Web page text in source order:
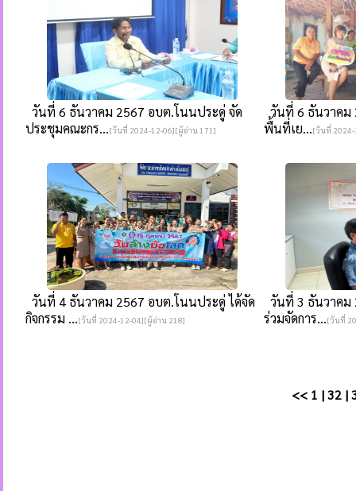
วันที่ 6 ธันวาคม 2567 อบต.โนนประดู่ จัด
ประชุมคณะกร...[วันที่ 2024-12-06][ผู้อ่าน 171]
วันที่ 6 ธันวาคม
พื้นที่เย...[วันที่
วันที่ 4 ธันวาคม 2567 อบต.โนนประดู่ ได้จัด
กิจกรรม ...[วันที่ 2024-12-04][ผู้อ่าน 218]
วันที่ 3 ธันวาคม
ร่วมจัดการ...[วันที่
<< 1 |32 |